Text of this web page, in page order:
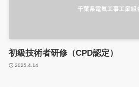
初級技術者研修（CPD認定）
2025.4.14